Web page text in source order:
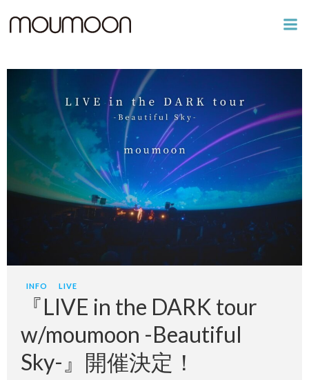
ツ
ス
キ
ッ
プ
INFO LIVE
『LIVE in the DARK tour
w/moumoon -Beautiful
Sky-』開催決定！